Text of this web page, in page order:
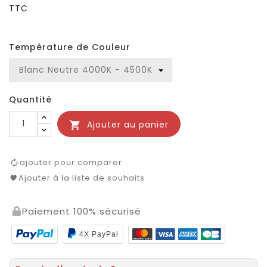
TTC
Température de Couleur
Quantité
 Ajouter au panier
ajouter pour comparer
Ajouter à la liste de souhaits
Paiement 100% sécurisé
4X PayPal